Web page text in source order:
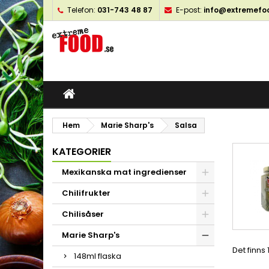
Telefon: 031-743 48 87 E-post:
Hem Marie Sharp's Salsa
KATEGORIER
Mexikanska mat ingredienser
Chilifrukter
Chilisåser
Marie Sharp's
148ml flaska
Det finns